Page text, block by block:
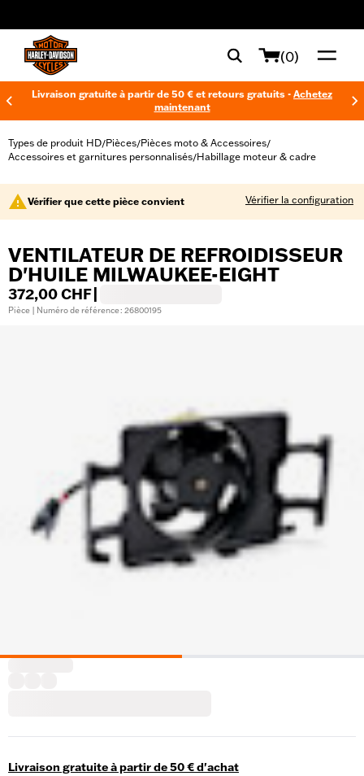
(0)
Livraison gratuite à partir de 50 € et retours gratuits - Achetez
maintenant
Types de produit HD/Pièces/Pièces moto & Accessoires/
Accessoires et garnitures personnalisés/Habillage moteur & cadre
Vérifier que cette pièce convient Vérifier la configuration
VENTILATEUR DE REFROIDISSEUR
D'HUILE MILWAUKEE-EIGHT
372,00 CHF
Pièce | Numéro de référence : 26800195
Livraison gratuite à partir de 50 € d'achat